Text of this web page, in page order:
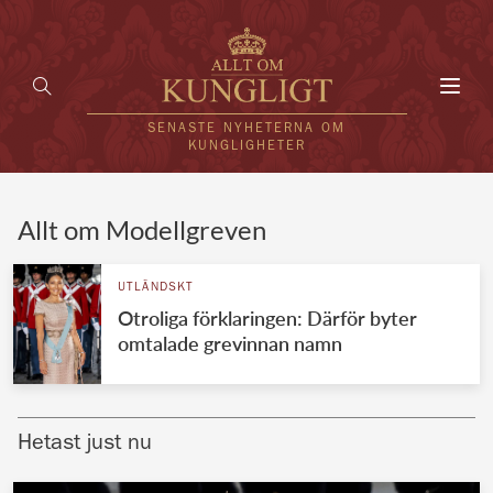
SENASTE NYHETERNA OM
KUNGLIGHETER
UTLÄNDSKT
VÄRLDENS KUNGAHUS
Brittiska kungahuset
Allt om Modellgreven
UTLÄNDSKT
Otroliga förklaringen: Därför byter
omtalade grevinnan namn
Hetast just nu